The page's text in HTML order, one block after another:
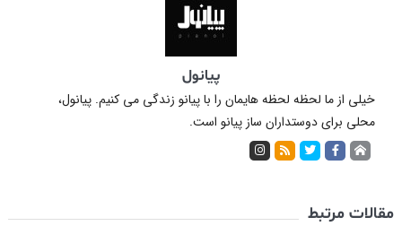
پیانول
خیلی از ما لحظه لحظه هایمان را با پیانو زندگی می کنیم. پیانول،
محلی برای دوستداران ساز پیانو است.
مقالات مرتبط